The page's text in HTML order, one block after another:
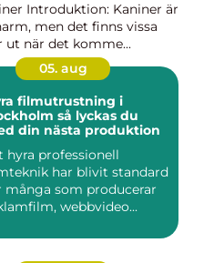
Introduktion: Kaniner är
men det finns vissa
när det komme...
05. aug
filmutrustning i
så lyckas du
din nästa produktion
hyra professionell
har blivit standard
många som producerar
webbvideo...